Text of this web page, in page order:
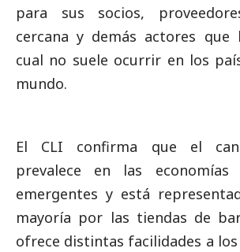
para sus socios,
cercana y demás actores que
cual no suele ocurrir en los
mundo.
El CLI confirma que el
prevalece en las economías
emergentes y está
mayoría por las tiendas de
ofrece distintas facilidades a